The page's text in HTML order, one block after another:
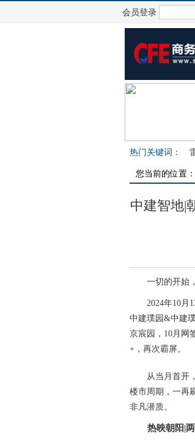
会员登录
热门关键词：
您当前的位置：
中建智地|
一切的开始，
2024年10月13
中建璞园&中建
京宸园，10月网
+，再次霸屏。
从当月首开，
楼市周期，一再
非凡潜质。
热映朝阳|